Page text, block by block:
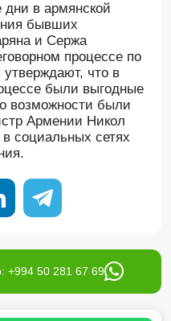
в армянской
бывших
и Сержа
процессе по
что в
были выгодные
возможности были
Армении Никол
социальных сетях
+994 50 281 67 69